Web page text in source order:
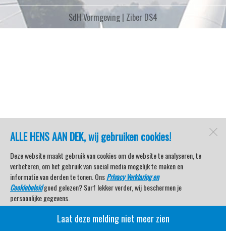
ALLE HENS AAN DEK, wij gebruiken cookies!
Deze website maakt gebruik van cookies om de website te analyseren, te
verbeteren, om het gebruik van social media mogelijk te maken en
informatie van derden te tonen. OnsPrivacy Verklaring en
Cookiebeleidgoed gelezen? Surf lekker verder, wij beschermen je
persoonlijke gegevens.
Veel kijkplezier met Watersport TV Beleving & Nieuws!
Laat deze melding niet meer zien
SdH Vormgeving | Ziber DS4